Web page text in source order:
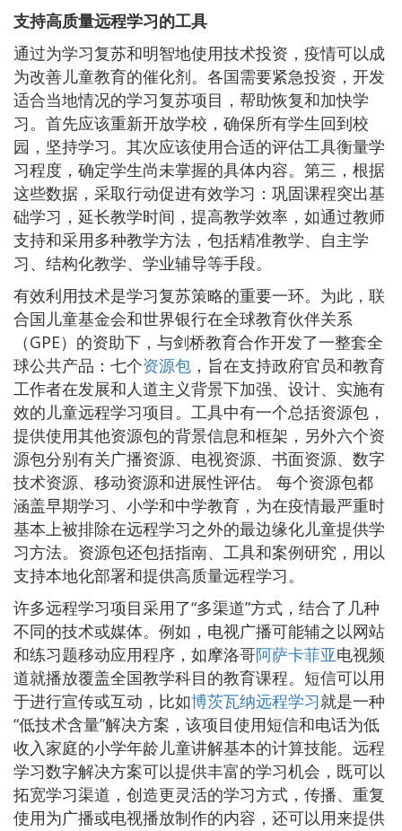
支持高质量远程学习的工具
通过为学习复苏和明智地使用技术投资，疫情可以成
为改善儿童教育的催化剂。各国需要紧急投资，开发
适合当地情况的学习复苏项目，帮助恢复和加快学
习。首先应该重新开放学校，确保所有学生回到校
园，坚持学习。其次应该使用合适的评估工具衡量学
习程度，确定学生尚未掌握的具体内容。第三，根据
这些数据，采取行动促进有效学习：巩固课程突出基
础学习，延长教学时间，提高教学效率，如通过教师
支持和采用多种教学方法，包括精准教学、自主学
习、结构化教学、学业辅导等手段。
有效利用技术是学习复苏策略的重要一环。为此，联
合国儿童基金会和世界银行在全球教育伙伴关系
（GPE）的资助下，与剑桥教育合作开发了一整套全
球公共产品：七个资源包 ，旨在支持政府官员和教育
工作者在发展和人道主义背景下加强、设计、实施有
效的儿童远程学习项目。工具中有一个总括资源包，
提供使用其他资源包的背景信息和框架，另外六个资
源包分别有关广播资源、电视资源、书面资源、数字
技术资源、移动资源和进展性评估。 每个资源包都
涵盖早期学习、小学和中学教育，为在疫情最严重时
基本上被排除在远程学习之外的最边缘化儿童提供学
习方法。资源包还包括指南、工具和案例研究，用以
支持本地化部署和提供高质量远程学习。
许多远程学习项目采用了“多渠道”方式，结合了几种
不同的技术或媒体。例如，电视广播可能辅之以网站
和练习题移动应用程序，如摩洛哥阿萨卡菲亚电视频
道就播放覆盖全国教学科目的教育课程。短信可以用
于进行宣传或互动，比如博茨瓦纳远程学习就是一种
“低技术含量”解决方案，该项目使用短信和电话为低
收入家庭的小学年龄儿童讲解基本的计算技能。远程
学习数字解决方案可以提供丰富的学习机会，既可以
拓宽学习渠道，创造更灵活的学习方式，传播、重复
使用为广播或电视播放制作的内容，还可以用来提供